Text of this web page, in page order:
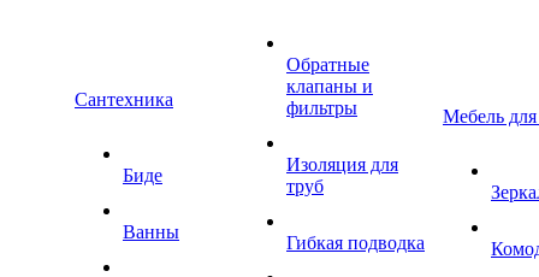
Сантехника
Биде
Ванны
Обратные
клапаны и
фильтры
Изоляция для
труб
Гибкая подводка
Мебель